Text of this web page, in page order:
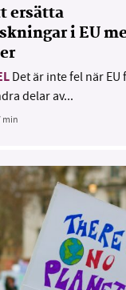
ersätta
i EU
Det är inte fel när EU
delar av...
min